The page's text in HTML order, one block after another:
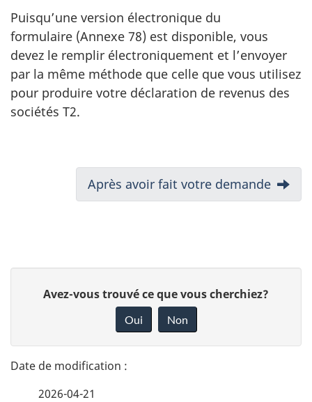
g
l
e
t
)
Puisqu’une version électronique du
formulaire (Annexe 78) est disponible, vous
devez le remplir électroniquement et l’envoyer
par la même méthode que celle que vous utilisez
pour produire votre déclaration de revenus des
sociétés T2.
i
t
Suivant
:
Après avoir fait votre demande
t
a
n
Avez-vous trouvé ce que vous cherchiez?
Oui Non
2026-04-21